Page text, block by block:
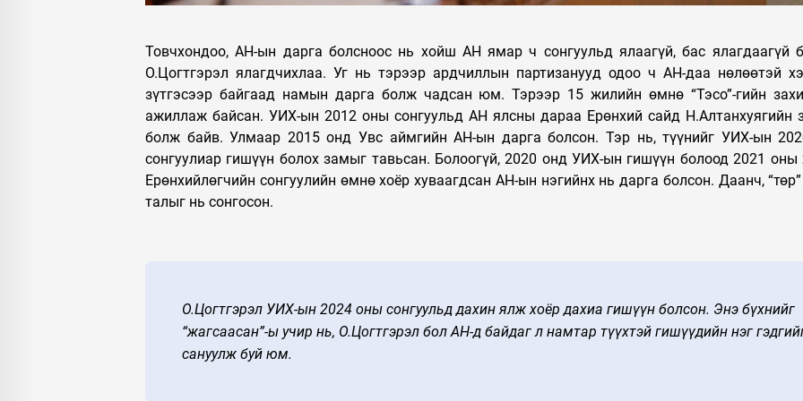
Товчхондоо, АН-ын дарга болсноос нь хойш АН ямар ч сонгуульд ялаагүй, бас ялагдаагүй
О.Цогтгэрэл ялагдчихлаа. Уг нь тэрээр ардчиллын партизанууд одоо ч АН-даа нөлөөтэй
зүтгэсээр байгаад намын дарга болж чадсан юм. Тэрээр 15 жилийн өмнө “Тэсо”-гийн
ажиллаж байсан. УИХ-ын 2012 оны сонгуульд АН ялсны дараа Ерөнхий сайд Н.Алтанхуягийн
болж байв. Улмаар 2015 онд Увс аймгийн АН-ын дарга болсон. Тэр нь, түүнийг УИХ-ын
сонгуулиар гишүүн болох замыг тавьсан. Болоогүй, 2020 онд УИХ-ын гишүүн болоод 2021 оны
Ерөнхийлөгчийн сонгуулийн өмнө хоёр хуваагдсан АН-ын нэгийнх нь дарга болсон. Даанч,
талыг нь сонгосон.
О.Цогтгэрэл УИХ-ын 2024 оны сонгуульд дахин ялж хоёр дахиа гишүүн болсон. Энэ бүхнийг
“жагсаасан”-ы учир нь, О.Цогтгэрэл бол АН-д байдаг л намтар түүхтэй гишүүдийн нэг
сануулж буй юм.
Монгол Улсын
Ерөнхийлөгч У.Хүрэлсүх
ээжүүдэд Алдарт эхийн
одон гардуулав
орон сууцыг дахин
төлөвлөж, 240 айлын
орон сууцыг ашиглалтад
орууллаа
дүүрэгт
тусгай бүс